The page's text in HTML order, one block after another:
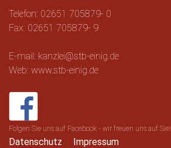
Telefon: 02651 705879- 0
Fax: 02651 705879- 9
E-mail: kanzlei@stb-einig.de
Web: www.stb-einig.de
Folgen Sie uns auf Facebook - wir freuen uns auf Sie!
Datenschutz Impressum